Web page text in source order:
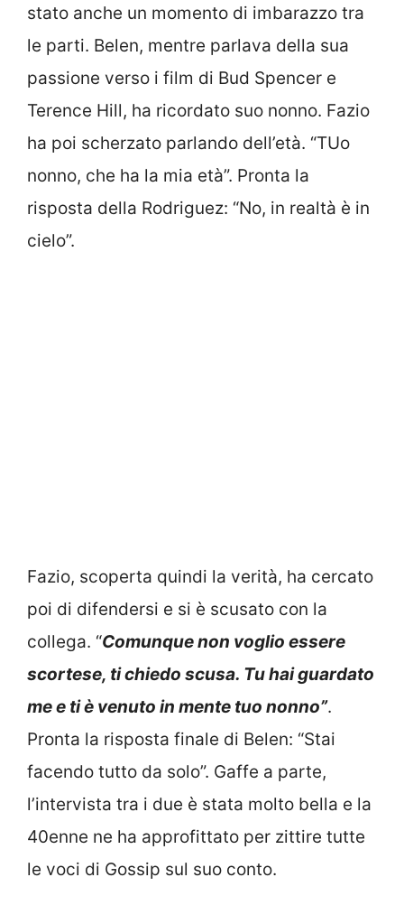
stato anche un momento di imbarazzo tra
le parti. Belen, mentre parlava della sua
passione verso i film di Bud Spencer e
Terence Hill, ha ricordato suo nonno. Fazio
ha poi scherzato parlando dell’età. “TUo
nonno, che ha la mia età”. Pronta la
risposta della Rodriguez: “No, in realtà è in
cielo”.
Fazio, scoperta quindi la verità, ha cercato
poi di difendersi e si è scusato con la
collega. “Comunque non voglio essere
scortese, ti chiedo scusa. Tu hai guardato
me e ti è venuto in mente tuo nonno”.
Pronta la risposta finale di Belen: “Stai
facendo tutto da solo”. Gaffe a parte,
l’intervista tra i due è stata molto bella e la
40enne ne ha approfittato per zittire tutte
le voci di Gossip sul suo conto.